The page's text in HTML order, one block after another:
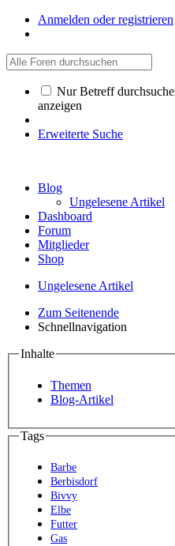
Anmelden oder registrieren
Nur Betreff
anzeigen
Erweiterte Suche
Blog
Ungelesene Artikel
Dashboard
Forum
Mitglieder
Shop
Ungelesene Artikel
Zum Seitenende
Schnellnavigation
Inhalte
Themen
Blog-Artikel
Tags
Barbe
Berbisdorf
Bivvy
Elbe
Futter
Gas